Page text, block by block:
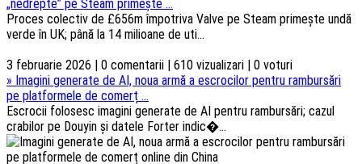
„nedrepte” pe Steam primește ...
Proces colectiv de £656m împotriva Valve pe Steam primește undă
verde în UK; până la 14 milioane de uti...
3 februarie 2026 | 0 comentarii | 610 vizualizari | 0 voturi
» Imagini generate de AI, noua armă a escrocilor pentru rambursări
pe platformele de comerț ...
Escrocii folosesc imagini generate de AI pentru rambursări; cazul
crabilor pe Douyin și datele Forter indic�...